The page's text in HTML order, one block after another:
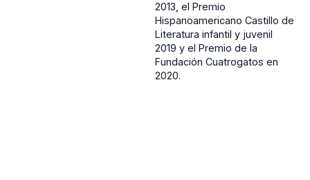
2013, el Premio
Hispanoamericano Castillo de
Literatura infantil y juvenil
2019 y el Premio de la
Fundación Cuatrogatos en
2020.